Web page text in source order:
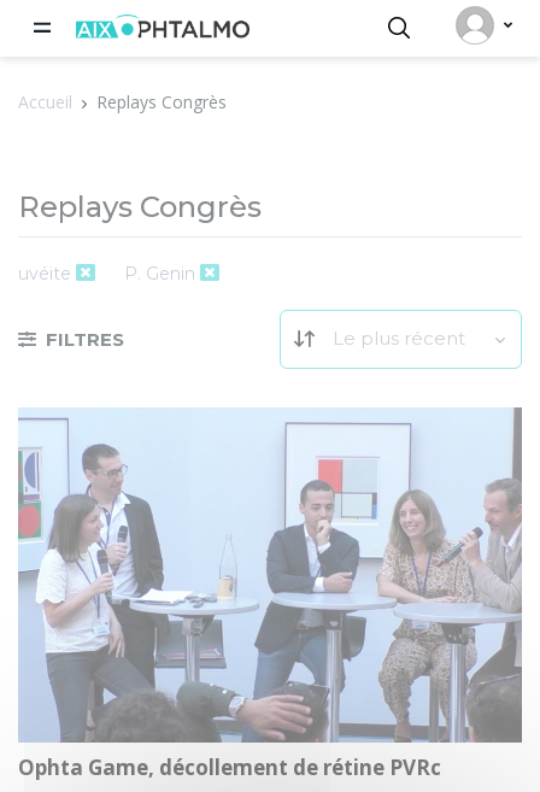
Accueil Replays Congrès
Replays Congrès
uvéite P. Genin
FILTRES Le plus récent
Ophta Game, décollement de rétine PVRc
Panneau de gestion des cookies